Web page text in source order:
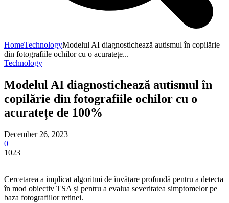
HomeTechnologyModelul AI diagnostichează autismul în copilărie
din fotografiile ochilor cu o acuratețe...
Technology
Modelul AI diagnostichează autismul în
copilărie din fotografiile ochilor cu o
acuratețe de 100%
December 26, 2023
0
1023
Cercetarea a implicat algoritmi de învățare profundă pentru a detecta
în mod obiectiv TSA și pentru a evalua severitatea simptomelor pe
baza fotografiilor retinei.